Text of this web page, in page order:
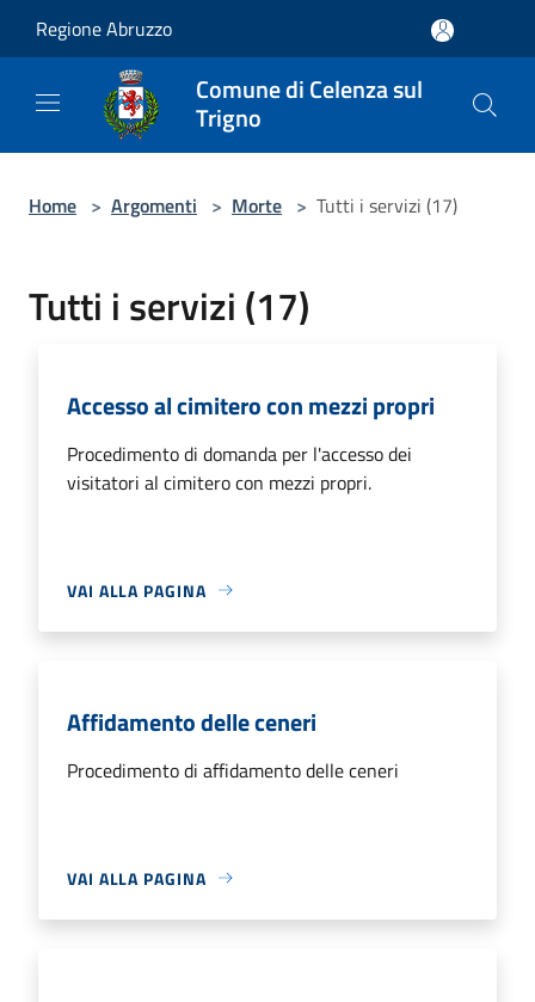
Regione Abruzzo
Comune di Celenza sul
Trigno
Home > Argomenti > Morte > Tutti i servizi (17)
Tutti i servizi (17)
Accesso al cimitero con mezzi propri
Procedimento di domanda per l'accesso dei
visitatori al cimitero con mezzi propri.
VAI ALLA PAGINA
Affidamento delle ceneri
Procedimento di affidamento delle ceneri
VAI ALLA PAGINA